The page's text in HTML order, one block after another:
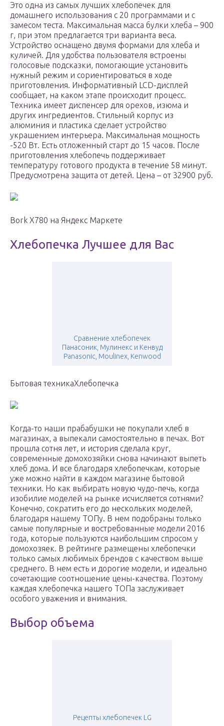
Это одна из самых лучших хлебопечек для
домашнего использования с 20 программами и с
замесом теста. Максимальная масса булки хлеба – 900
г, при этом предлагается три варианта веса.
Устройство оснащено двумя формами для хлеба и
куличей. Для удобства пользователя встроены
голосовые подсказки, помогающие установить
нужный режим и сориентироваться в ходе
приготовления. Информативный LCD-дисплей
сообщает, на каком этапе происходит процесс.
Техника имеет диспенсер для орехов, изюма и
других ингредиентов. Стильный корпус из
алюминия и пластика сделает устройство
украшением интерьера. Максимальная мощность
-520 Вт. Есть отложенный старт до 15 часов. После
приготовления хлебопечь поддерживает
температуру готового продукта в течение 58 минут.
Предусмотрена защита от детей. Цена – от 32900 руб.
Bork X780 на Яндекс Маркете
Хлебопечка Лучшее для Вас
Сравнение хлебопечек
Панасоник, Мулинекс и Кенвуд
Panasonic, Moulinex, Kenwood
Бытовая техникаХлебопечка
Когда-то наши прабабушки не покупали хлеб в
магазинах, а выпекали самостоятельно в печах. Вот
прошла сотня лет, и история сделала круг,
современные домохозяйки снова начинают выпеть
хлеб дома. И все благодаря хлебопечкам, которые
уже можно найти в каждом магазине бытовой
техники. Но как выбирать новую чудо-печь, когда
изобилие моделей на рынке исчисляется сотнями?
Конечно, сократить его до нескольких моделей,
благодаря нашему ТОПу. В нем подобраны только
самые популярные и востребованные модели 2016
года, которые пользуются наибольшим спросом у
домохозяек. В рейтинге размещены хлебопечки
только самых любимых брендов с качеством выше
среднего. В нем есть и дорогие модели, и идеально
сочетающие соотношение цены-качества. Поэтому
каждая хлебопечка нашего ТОПа заслуживает
особого уважения и внимания.
Выбор объема
Рецепты хлебопечек LG